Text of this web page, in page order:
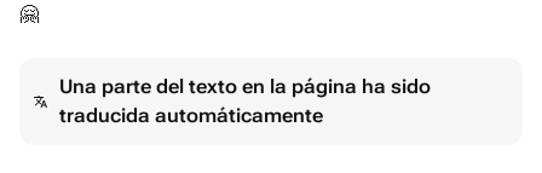
🤗
Una parte del texto en la página ha sido
traducida automáticamente